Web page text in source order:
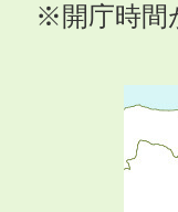
※開庁時間